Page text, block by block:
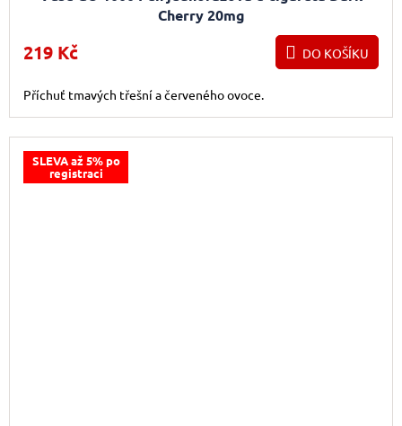
Cherry 20mg
219 Kč DO KOŠÍKU
Příchuť tmavých třešní a červeného ovoce.
SLEVA až 5% po
registraci